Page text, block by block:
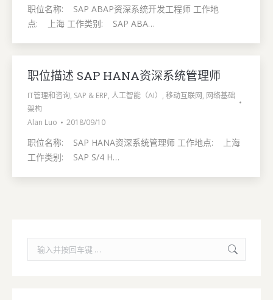
职位名称: SAP ABAP资深系统开发工程师 工作地
点: 上海 工作类别: SAP ABA…
职位描述 SAP HANA资深系统管理师
IT管理和咨询, SAP & ERP, 人工智能（AI） , 移动互联网, 网络基础
架构
Alan Luo
2018/09/10
职位名称: SAP HANA资深系统管理师 工作地点: 上海
工作类别: SAP S/4 H…
Search: